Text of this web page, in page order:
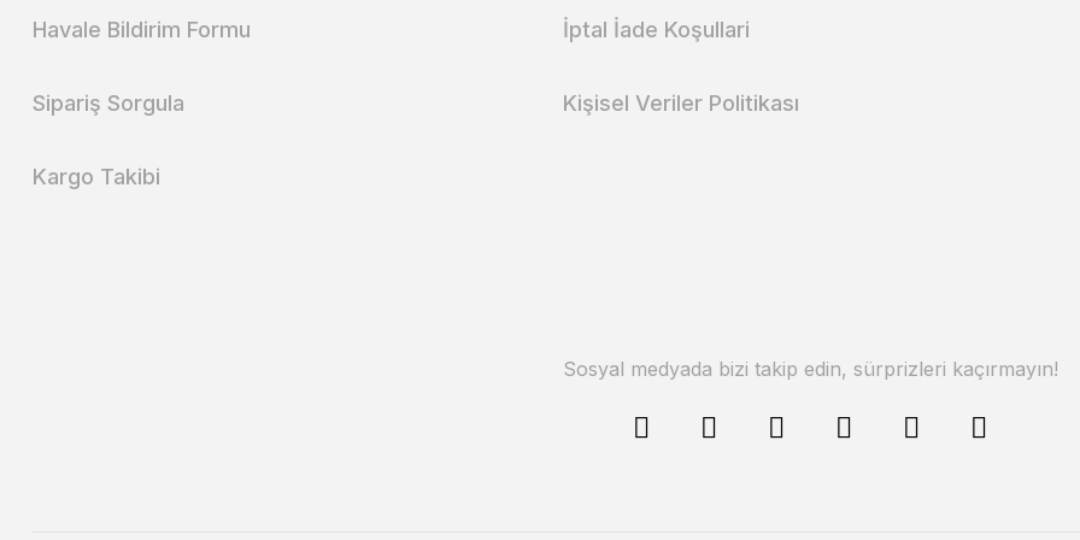
Havale Bildirim Formu
Sipariş Sorgula
Kargo Takibi
İptal İade Koşullari
Kişisel Veriler Politikası
Sosyal medyada bizi takip edin, sürprizleri kaçırmayın!